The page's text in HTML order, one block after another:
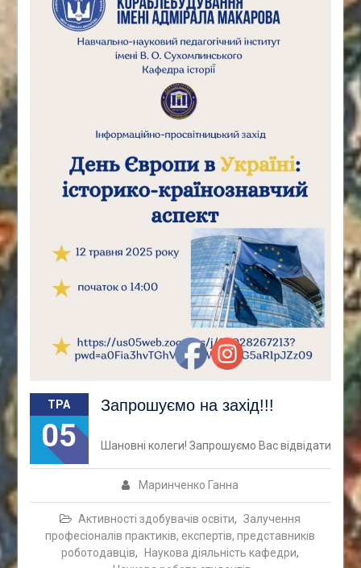
ТРА
05
Запрошуємо на захід!!!
Маринченко Ганна
Активності здобувачів освіти, Залучення
професіоналів практиків, експертів, представників
роботодавців, Наукова діяльність кафедри,
Шановні колеги! Запрошуємо Вас відвідати